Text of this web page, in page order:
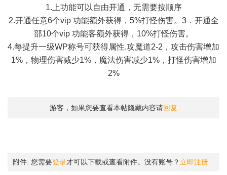
1.上功能可以自由开通，无需要按顺序
2.开通任意6个vip 功能额外获得，5%打怪伤害。3．开通全
部10个vip 功能客额外获得，10%打怪伤害。
4.每提升一级WP称号可获得属性.攻魔道2-2，攻击伤害增加
1%，物理伤害减少1%，魔法伤害减少1%，打怪伤害增加
2%
游客，如果您要查看本帖隐藏内容请回复
附件: 您需要登录才可以下载或查看附件。没有账号？ 立即注册